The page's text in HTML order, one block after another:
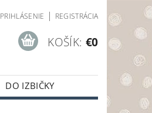
PRIHLÁSENIE | REGISTRÁCIA
KOŠÍK: €0
DO IZBIČKY